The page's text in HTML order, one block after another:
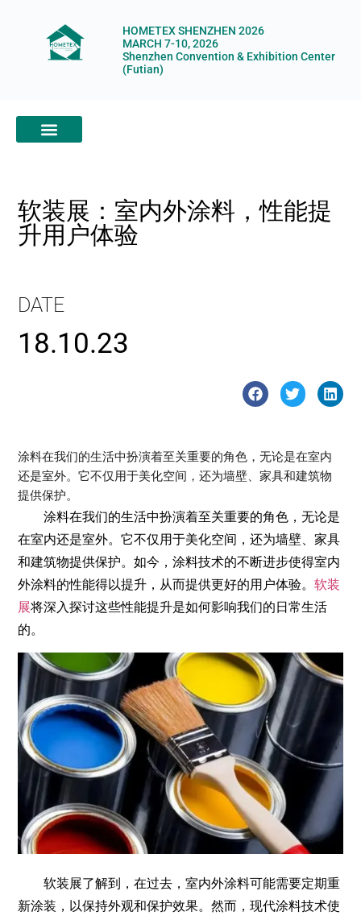
HOMETEX SHENZHEN 2026
MARCH 7-10, 2026
Shenzhen Convention & Exhibition Center
(Futian)
软装展：室内外涂料，性能提
升用户体验
DATE
18.10.23
涂料在我们的生活中扮演着至关重要的角色，无论是在室内
还是室外。它不仅用于美化空间，还为墙壁、家具和建筑物
提供保护。
涂料在我们的生活中扮演着至关重要的角色，无论是
在室内还是室外。它不仅用于美化空间，还为墙壁、家具
和建筑物提供保护。如今，涂料技术的不断进步使得室内
外涂料的性能得以提升，从而提供更好的用户体验。软装
展将深入探讨这些性能提升是如何影响我们的日常生活
的。
软装展了解到，在过去，室内外涂料可能需要定期重
新涂装，以保持外观和保护效果。然而，现代涂料技术使